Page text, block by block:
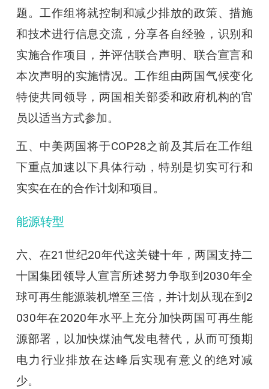
题。工作组将就控制和减少排放的政策、措施
和技术进行信息交流，分享各自经验，识别和
实施合作项目，并评估联合声明、联合宣言和
本次声明的实施情况。工作组由两国气候变化
特使共同领导，两国相关部委和政府机构的官
员以适当方式参加。
五、中美两国将于COP28之前及其后在工作组
下重点加速以下具体行动，特别是切实可行和
实实在在的合作计划和项目。
能源转型
六、在21世纪20年代这关键十年，两国支持二
十国集团领导人宣言所述努力争取到2030年全
球可再生能源装机增至三倍，并计划从现在到2
030年在2020年水平上充分加快两国可再生能
源部署，以加快煤油气发电替代，从而可预期
电力行业排放在达峰后实现有意义的绝对减
少。